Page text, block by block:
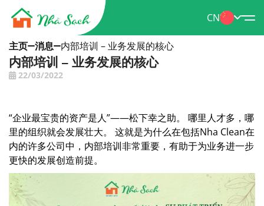
CN
主页 消息 内部培训 – 业务发展的核心
内部培训 – 业务发展的核心
22/03/2022
“企业最宝贵的资产是人”——松下幸之助。 哪里人才多，哪
里的组织就会发展壮大。 这就是为什么在包括Nha Clean在
内的许多公司中，内部培训非常重要，有助于为业务进一步
更快的发展创造前提。